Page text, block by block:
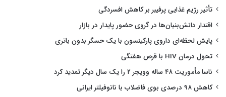
تأثیر رژیم غذایی پرفیبر بر کاهش افسردگی
اقتدار دانش‌بنیان‌ها در گروی حضور پایدار در بازار
پایش لحظه‌ای داروی پارکینسون با یک حسگر بدون باتری
تحول درمان HIV با قرص هفتگی
ناسا مأموریت ۴۸ ساله وویجر ۲ را یک سال دیگر تمدید کرد
کاهش ۹۸ درصدی بوی فاضلاب با نانوفیلتر ایرانی